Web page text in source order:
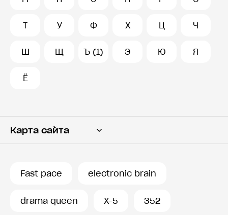
Т У Ф Х Ц Ч
Ш Щ Ъ (1) Э Ю Я
Ё
Карта сайта
Fast pace electronic brain
drama queen X-5 352